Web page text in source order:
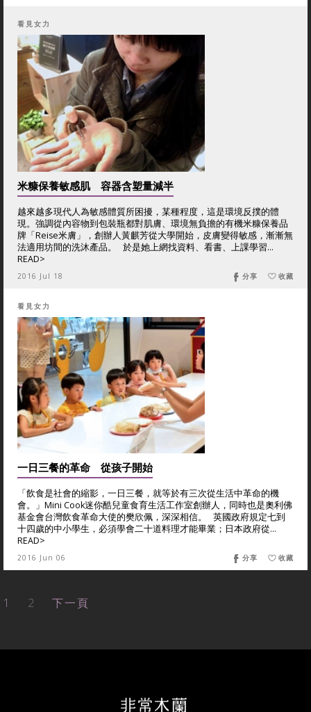
看見女力
米糠保養敏感肌 容器含塑量減半
越來越多現代人為敏感體質所困擾，某種程度，這是環境反撲的體
現。強調從內容物到包裝瓶都對肌膚、環境無負擔的有機米糠保養品
牌「Reise米膚」，創辦人黃麒芳從大學開始，皮膚變得敏感，漸漸無
法適用坊間的洗沐產品。 於是她上網找資料、看書、上課學習...
READ>
2016 Jul 18 收藏
分享
看見女力
一日三餐的革命 從孩子開始
「飲食是社會的縮影，一日三餐，就等於有三次從生活中革命的機
會。」Mini Cook迷你酷兒童食育生活工作室創辦人，同時也是奧利佛
基金會台灣飲食革命大使的樊欣佩，深深相信。 英國政府規定七到
十四歲的中小學生，必須學會二十道料理才能畢業；日本政府從...
READ>
2016 Jun 06 收藏
分享
1 2 下一頁